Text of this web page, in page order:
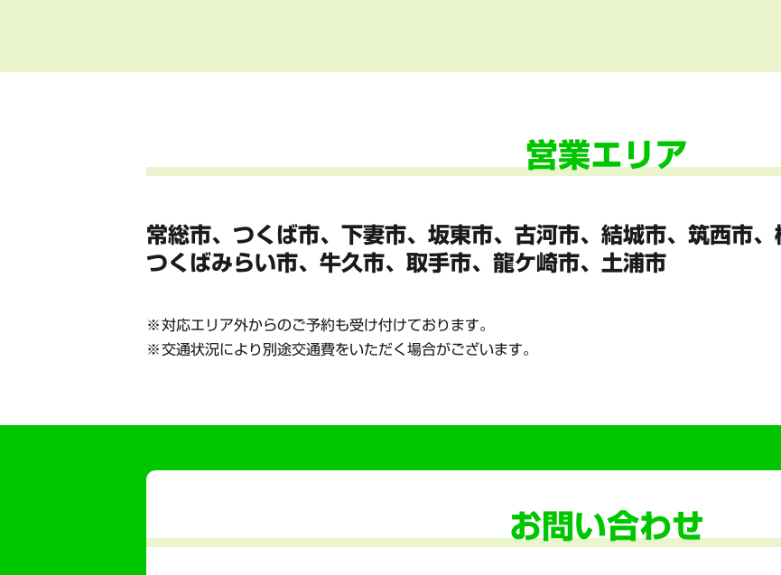
営業エリア
常総市、つくば市、下妻市、坂東市、 古河市、結城市、筑西市、
つくばみらい市、牛久市、 取手市、龍ケ崎市、土浦市
対応エリア外からのご予約も受け付けております。
交通状況により別途交通費をいただく場合がございます。
お問い合わせ